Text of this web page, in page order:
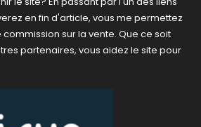
en fin d'article, vous me permettez
sur la vente. Que ce soit
partenaires, vous aidez le site pour